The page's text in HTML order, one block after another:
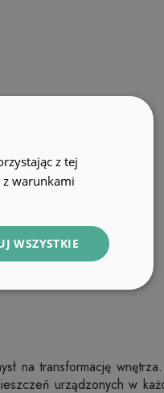
na transformację
urządzonych w
z tej
z warunkami
WSZYSTKIE